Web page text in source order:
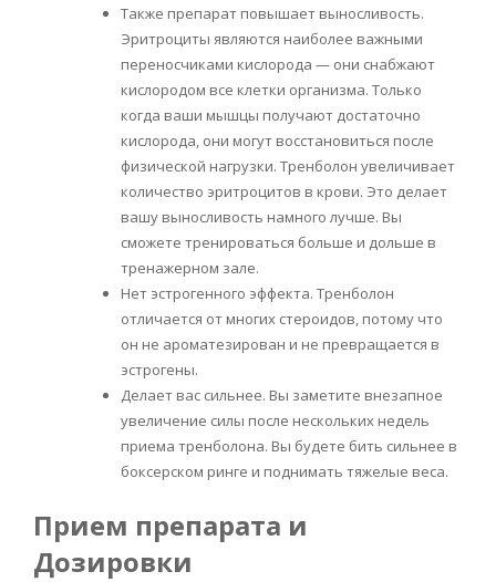
Также препарат повышает выносливость.
Эритроциты являются наиболее важными
переносчиками кислорода — они снабжают
кислородом все клетки организма. Только
когда ваши мышцы получают достаточно
кислорода, они могут восстановиться после
физической нагрузки. Тренболон увеличивает
количество эритроцитов в крови. Это делает
вашу выносливость намного лучше. Вы
сможете тренироваться больше и дольше в
тренажерном зале.
Нет эстрогенного эффекта. Тренболон
отличается от многих стероидов, потому что
он не ароматезирован и не превращается в
эстрогены.
Делает вас сильнее. Вы заметите внезапное
увеличение силы после нескольких недель
приема тренболона. Вы будете бить сильнее в
боксерском ринге и поднимать тяжелые веса.
Прием препарата и
Дозировки